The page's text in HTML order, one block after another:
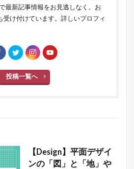
最新記事情報をお見逃しなく。お
け付けています。 詳しいプロフィ
投稿一覧へ
【Design】平面デザイ
ンの「図」と「地」や